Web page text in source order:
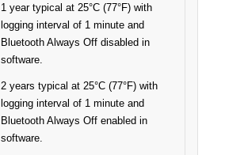
1 year typical at 25°C (77°F) with
logging interval of 1 minute and
Bluetooth Always Off disabled in
software.
2 years typical at 25°C (77°F) with
logging interval of 1 minute and
Bluetooth Always Off enabled in
software.